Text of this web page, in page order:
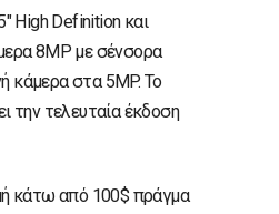
High Definition και
8MP με σένσορα
κάμερα στα 5MP. To
την τελευταία έκδοση
κάτω από 100$ πράγμα